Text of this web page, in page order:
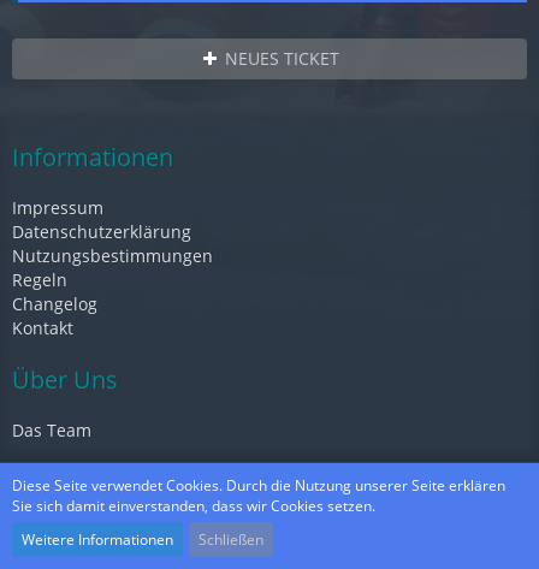
NEUES TICKET
Informationen
Impressum
Datenschutzerklärung
Nutzungsbestimmungen
Regeln
Changelog
Kontakt
Über Uns
Das Team
Ticketsystem, entwickelt vonDarkwood.Design
Community-Software:
Diese Seite verwendet Cookies. Durch die Nutzung unserer Seite erklären
Sie sich damit einverstanden, dass wir Cookies setzen.
Weitere Informationen
Schließen